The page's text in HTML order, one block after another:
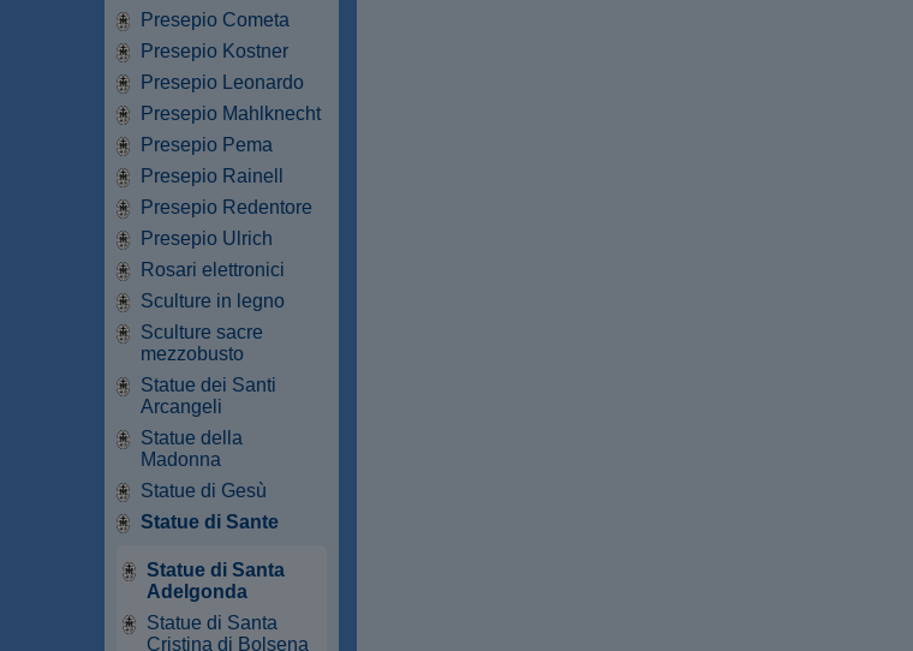
Presepio Cometa
Presepio Kostner
Presepio Leonardo
Presepio Mahlknecht
Presepio Pema
Presepio Rainell
Presepio Redentore
Presepio Ulrich
Rosari elettronici
Sculture in legno
Sculture sacre
mezzobusto
Statue dei Santi
Arcangeli
Statue della
Madonna
Statue di Gesù
Statue di Sante
Statue di Santa
Adelgonda
Statue di Santa
Cristina di Bolsena